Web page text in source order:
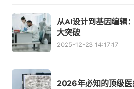
从AI设计到基因编辑
大突破
2025-12-23 14:17:17
2026年必知的顶级医